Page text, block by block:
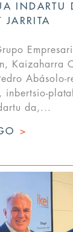
INDARTU
JARRITA
Kaizaharra
Abásolo-
da,...
>